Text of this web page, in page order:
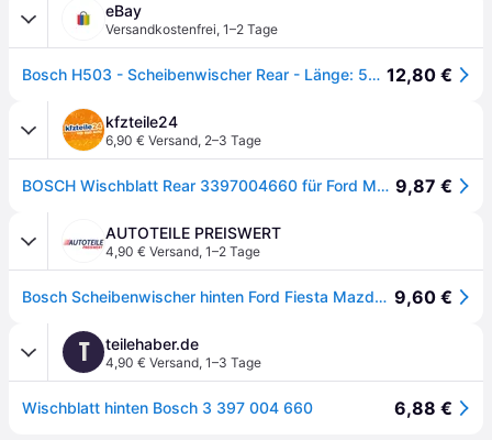
eBay
Versandkostenfrei, 1–2 Tage
Bosch H503 - Scheibenwischer Rear - Länge: 500 Mm Für Heckscheibe 12,80 €
kfzteile24
6,90 € Versand, 2–3 Tage
BOSCH Wischblatt Rear 3397004660 für Ford MAZDA 9,87 €
AUTOTEILE PREISWERT
4,90 € Versand, 1–2 Tage
Bosch Scheibenwischer hinten Ford Fiesta Mazda 121 9,60 €
T teilehaber.de
4,90 € Versand, 1–3 Tage
Wischblatt hinten Bosch 3 397 004 660 6,88 €